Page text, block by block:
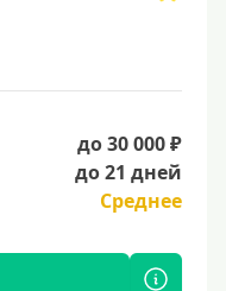
до 30 000 ₽
до 21 дней
Среднее